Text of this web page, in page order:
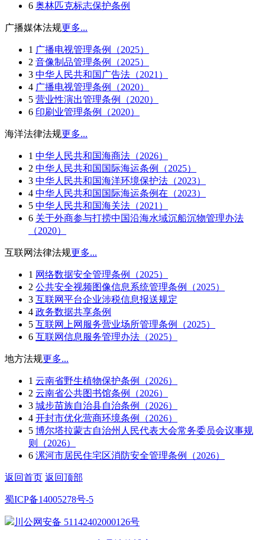
6 奥林匹克标志保护条例
广播媒体法规更多...
1 广播电视管理条例（2025）
2 音像制品管理条例（2025）
3 中华人民共和国广告法（2021）
4 广播电视管理条例（2020）
5 营业性演出管理条例（2020）
6 印刷业管理条例（2020）
海洋法律法规更多...
1 中华人民共和国海商法（2026）
2 中华人民共和国国际海运条例（2025）
3 中华人民共和国海洋环境保护法（2023）
4 中华人民共和国国际海运条例在（2023）
5 中华人民共和国海关法（2021）
6 关于外商参与打捞中国沿海水域沉船沉物管理办法
（2020）
互联网法律法规更多...
1 网络数据安全管理条例（2025）
2 公共安全视频图像信息系统管理条例（2025）
3 互联网平台企业涉税信息报送规定
4 政务数据共享条例
5 互联网上网服务营业场所管理条例（2025）
6 互联网信息服务管理办法（2025）
地方法规更多...
1 云南省野生植物保护条例（2026）
2 云南省公共图书馆条例（2026）
3 城步苗族自治县自治条例（2026）
4 开封市优化营商环境条例（2026）
5 博尔塔拉蒙古自治州人民代表大会常务委员会议事规
则（2026）
6 漯河市居民住宅区消防安全管理条例（2026）
返回首页 返回顶部
蜀ICP备14005278号-5
川公网安备 51142402000126号